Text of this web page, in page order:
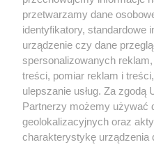
Kultura
X Facebook
przetwarzamy dane
identyfikatory, standardowe
urządzenie czy dane
spersonalizowanych
treści, pomiar reklam i
ulepszanie usług. Za
Partnerzy możemy używać
geolokalizacyjnych oraz
charakterystykę urządzenia